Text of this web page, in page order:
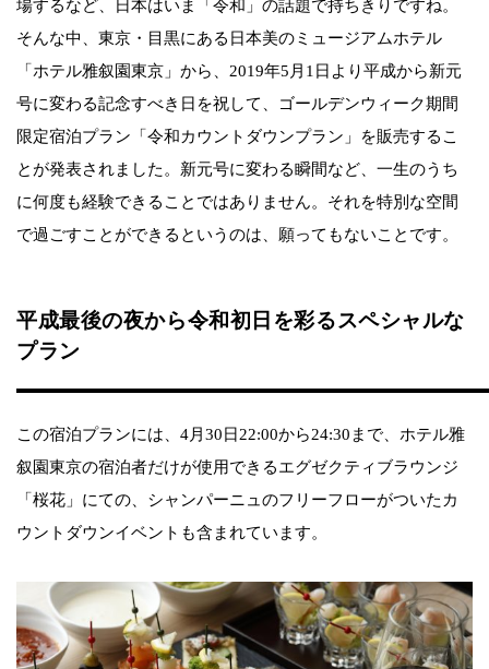
場するなど、日本はいま「令和」の話題で持ちきりですね。
そんな中、東京・目黒にある日本美のミュージアムホテル
「ホテル雅叙園東京」から、2019年5月1日より平成から新元
号に変わる記念すべき日を祝して、ゴールデンウィーク期間
限定宿泊プラン「令和カウントダウンプラン」を販売するこ
とが発表されました。新元号に変わる瞬間など、一生のうち
に何度も経験できることではありません。それを特別な空間
で過ごすことができるというのは、願ってもないことです。
平成最後の夜から令和初日を彩るスペシャルな
プラン
この宿泊プランには、4月30日22:00から24:30まで、ホテル雅
叙園東京の宿泊者だけが使用できるエグゼクティブラウンジ
「桜花」にての、シャンパーニュのフリーフローがついたカ
ウントダウンイベントも含まれています。